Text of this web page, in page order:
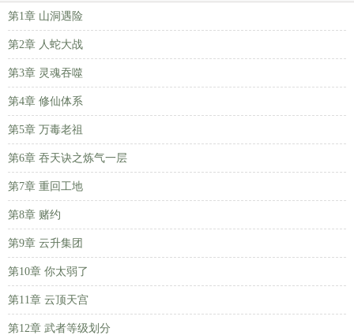
第1章 山洞遇险
第2章 人蛇大战
第3章 灵魂吞噬
第4章 修仙体系
第5章 万毒老祖
第6章 吞天诀之炼气一层
第7章 重回工地
第8章 赌约
第9章 云升集团
第10章 你太弱了
第11章 云顶天宫
第12章 武者等级划分